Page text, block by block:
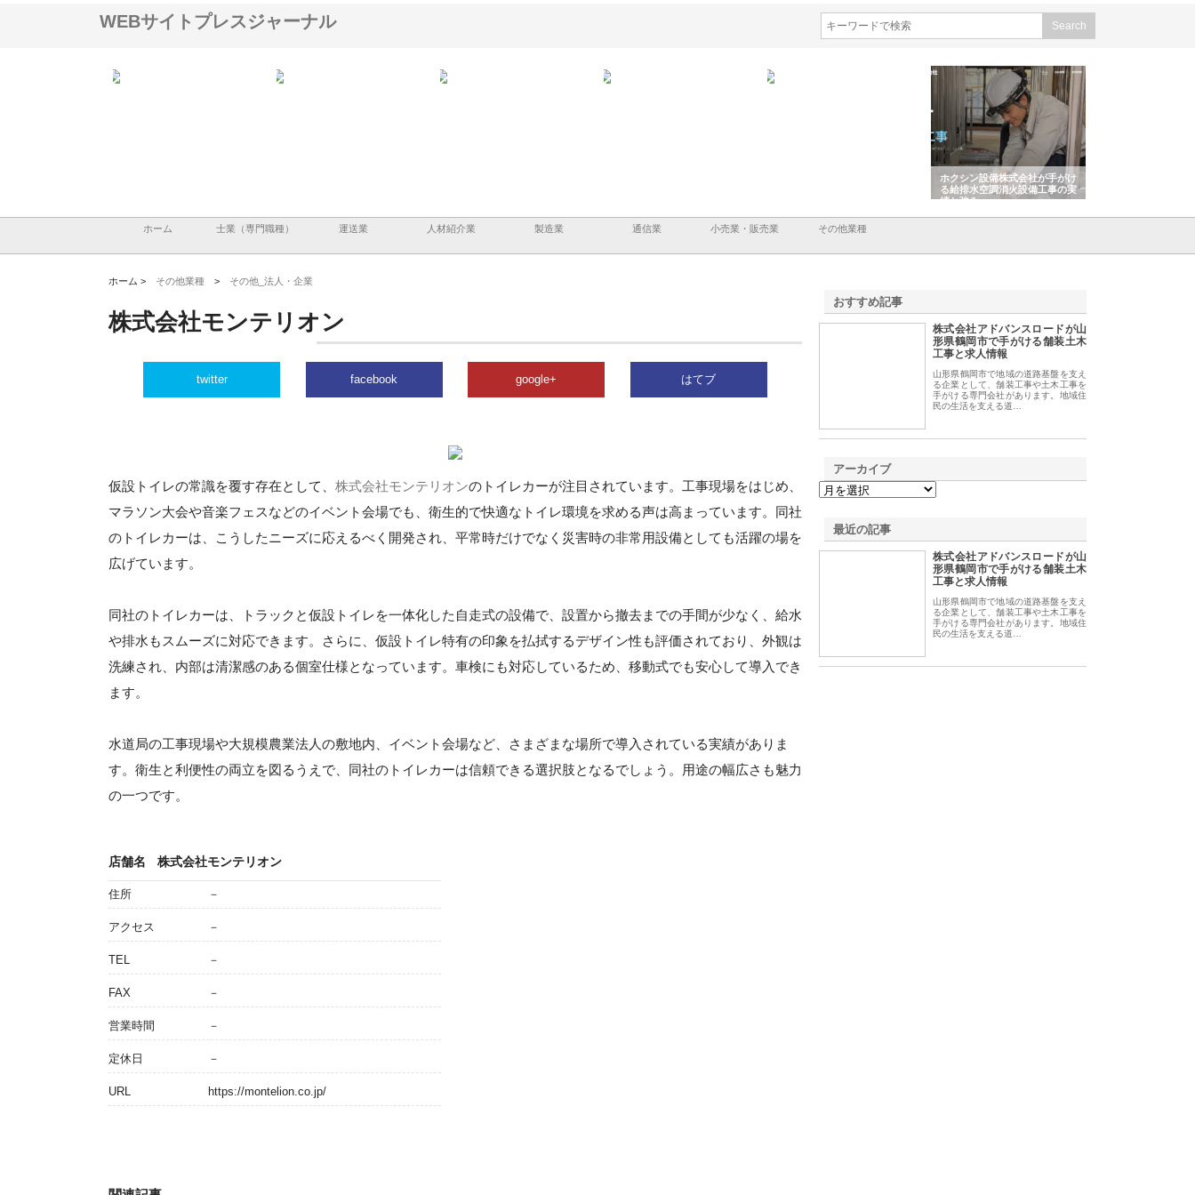
WEBサイトプレスジャーナル
ホクシン設備株式会社が手がけ
る給排水空調消火設備工事の実
績と強み
ホーム 士業（専門職種） 運送業 人材紹介業 製造業 通信業 小売業・販売業 その他業種
ホーム > その他業種 > その他_法人・企業
株式会社モンテリオン
twitter facebook google+ はてブ
仮設トイレの常識を覆す存在として、 株式会社モンテリオンのトイレカーが注目されています。工事現場をはじめ、
マラソン大会や音楽フェスなどのイベント会場でも、衛生的で快適なトイレ環境を求める声は高まっています。同社
のトイレカーは、こうしたニーズに応えるべく開発され、平常時だけでなく災害時の非常用設備としても活躍の場を
広げています。
同社のトイレカーは、トラックと仮設トイレを一体化した自走式の設備で、設置から撤去までの手間が少なく、給水
や排水もスムーズに対応できます。さらに、仮設トイレ特有の印象を払拭するデザイン性も評価されており、外観は
洗練され、内部は清潔感のある個室仕様となっています。車検にも対応しているため、移動式でも安心して導入でき
ます。
水道局の工事現場や大規模農業法人の敷地内、イベント会場など、さまざまな場所で導入されている実績がありま
す。衛生と利便性の両立を図るうえで、同社のトイレカーは信頼できる選択肢となるでしょう。用途の幅広さも魅力
の一つです。
店舗名 株式会社モンテリオン
住所 －
アクセス －
TEL －
FAX －
営業時間 －
定休日 －
URL https://montelion.co.jp/
おすすめ記事
株式会社アドバンスロードが山
形県鶴岡市で手がける舗装土木
工事と求人情報
山形県鶴岡市で地域の道路基盤を支え
る企業として、舗装工事や土木工事を
手がける専門会社があります。地域住
民の生活を支える道…
アーカイブ
最近の記事
株式会社アドバンスロードが山
形県鶴岡市で手がける舗装土木
工事と求人情報
山形県鶴岡市で地域の道路基盤を支え
る企業として、舗装工事や土木工事を
手がける専門会社があります。地域住
民の生活を支える道…